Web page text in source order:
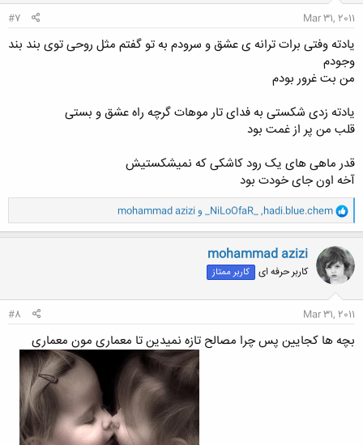
Mar 31, 2011
#7
یادته وفتی برات ترانه ی عشق و سرودم به تو گفتم مثل روحی توی بند بند
وجودم
من بت غرور بودم
یادته زدی شکستی به فدای تار موهات گرچه راه عشق و بستی
قلب من پر از غمت بود
قدر ماهی های یک رود کاشکی که نمیشکستیش
آخه اون جای خودت بود
و
ا
ک
ن
ش
ه
ا
hadi.blue.chem
,
_NiLoOfaR_ و mohammad azizi
mohammad azizi
کاربر حرفه ای کاربر ممتاز
Mar 31, 2011
#8
بچه ها کجایین پس چرا مصالح تازه نمیدین تا معماری مون معماری